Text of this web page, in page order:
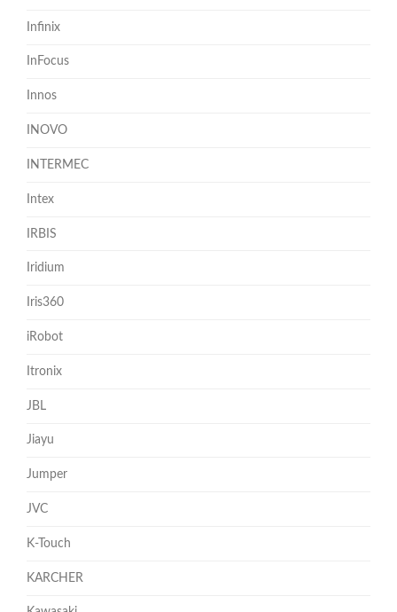
Infinix
InFocus
Innos
INOVO
INTERMEC
Intex
IRBIS
Iridium
Iris360
iRobot
Itronix
JBL
Jiayu
Jumper
JVC
K-Touch
KARCHER